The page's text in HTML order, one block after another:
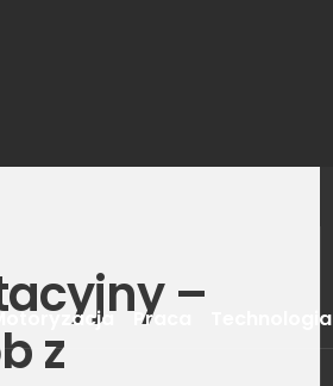
Praca Technologia
–
z